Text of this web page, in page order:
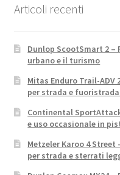
Articoli recenti
Dunlop ScootSmart 2 –
urbano e il turismo
Mitas Enduro Trail-
per strada e
Continental
e uso occasionale in
Metzeler Karoo 4
per strada e sterrati